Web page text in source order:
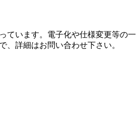
ています。電子化や仕様変更等の一
、詳細はお問い合わせ下さい。